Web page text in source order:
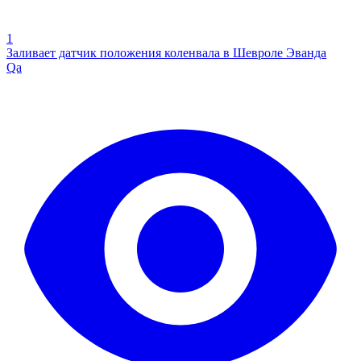
1
Заливает датчик положения коленвала в Шевроле Эванда
Qa